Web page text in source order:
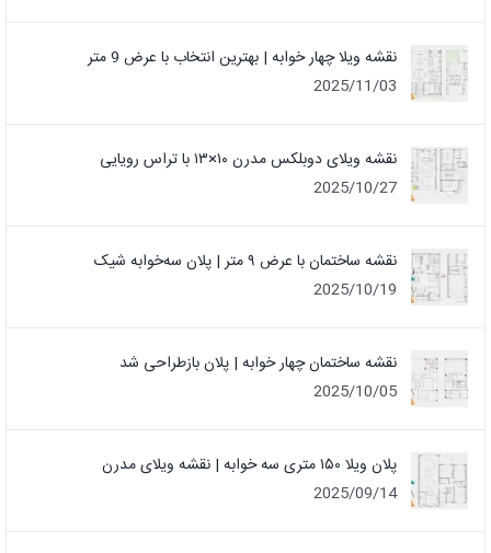
نقشه ویلا چهار خوابه | بهترین انتخاب با عرض 9 متر
2025/11/03
نقشه ویلای دوبلکس مدرن ۱۰×۱۳ با تراس رویایی
2025/10/27
نقشه ساختمان با عرض ۹ متر | پلان سه‌خوابه شیک
2025/10/19
نقشه ساختمان چهار خوابه | پلان بازطراحی شد
2025/10/05
پلان ویلا ۱۵۰ متری سه خوابه | نقشه ویلای مدرن
2025/09/14